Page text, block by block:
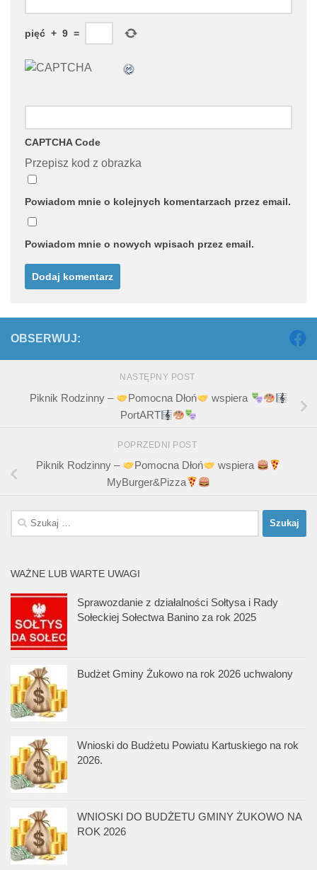
pięć + 9 =
CAPTCHA Code
Przepisz kod z obrazka
Powiadom mnie o kolejnych komentarzach przez email.
Powiadom mnie o nowych wpisach przez email.
OBSERWUJ:
NASTĘPNY POST
Piknik Rodzinny – Pomocna Dłoń
wspiera
PortART
POPRZEDNI POST
Piknik Rodzinny – Pomocna Dłoń
wspiera
MyBurger&Pizza
Szukaj:
WAŻNE LUB WARTE UWAGI
Sprawozdanie z działalności Sołtysa i Rady
Sołeckiej Sołectwa Banino za rok 2025
Budżet Gminy Żukowo na rok 2026 uchwalony
Wnioski do Budżetu Powiatu Kartuskiego na rok
2026.
WNIOSKI DO BUDŻETU GMINY ŻUKOWO NA
ROK 2026